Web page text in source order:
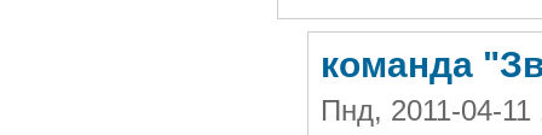
команда
Пнд, 2011-04-